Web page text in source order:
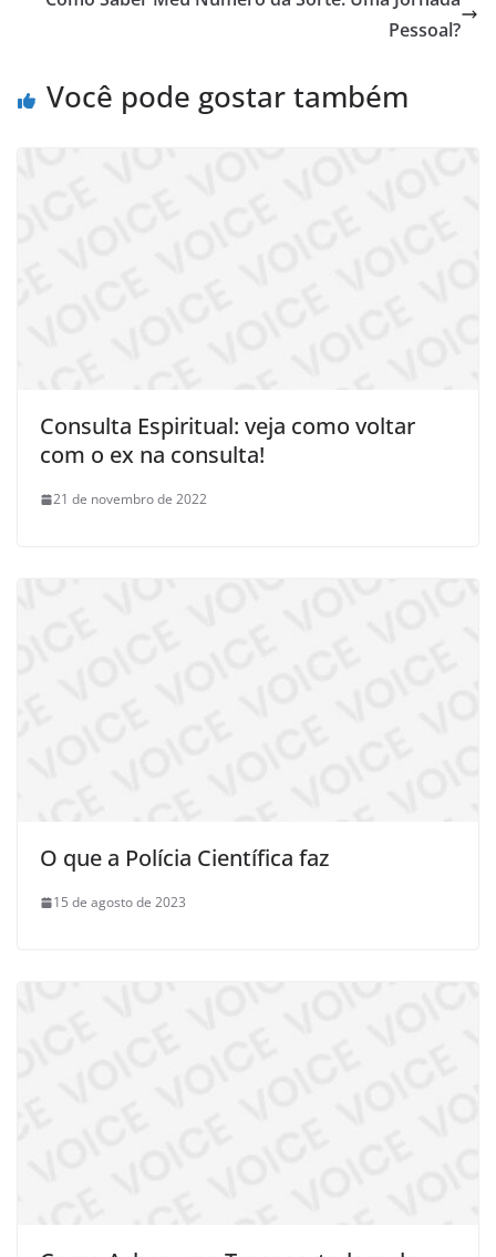
Pessoal?
Você pode gostar também
Consulta Espiritual: veja como voltar
com o ex na consulta!
21 de novembro de 2022
O que a Polícia Científica faz
15 de agosto de 2023